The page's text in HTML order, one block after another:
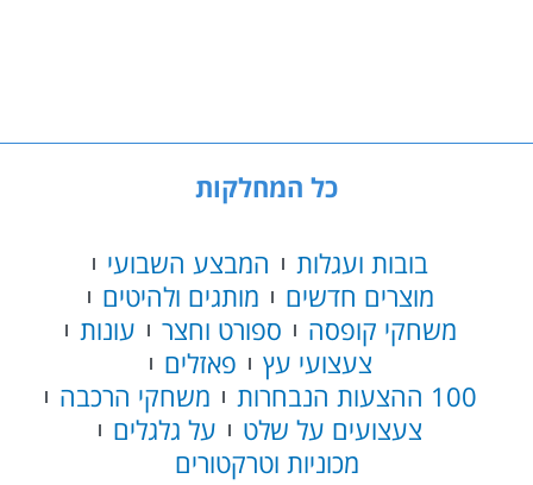
ס"מ
כל המחלקות
בובות ועגלות
המבצע השבועי
מוצרים חדשים
מותגים ולהיטים
משחקי קופסה
ספורט וחצר
עונות
צעצועי עץ
פאזלים
100 ההצעות הנבחרות
משחקי הרכבה
צעצועים על שלט
על גלגלים
מכוניות וטרקטורים